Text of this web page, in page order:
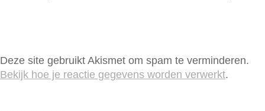
Deze site gebruikt Akismet om spam te verminderen.
Bekijk hoe je reactie gegevens worden verwerkt.